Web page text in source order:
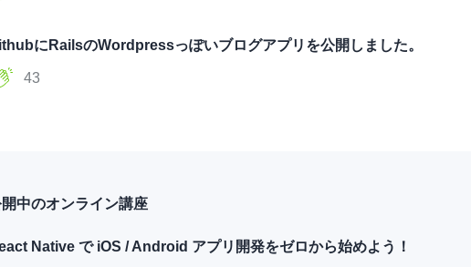
にRailsのWordpressっぽいブログアプリを公開しました。
43
中のオンライン講座
Native で iOS / Android アプリ開発をゼロから始めよう！